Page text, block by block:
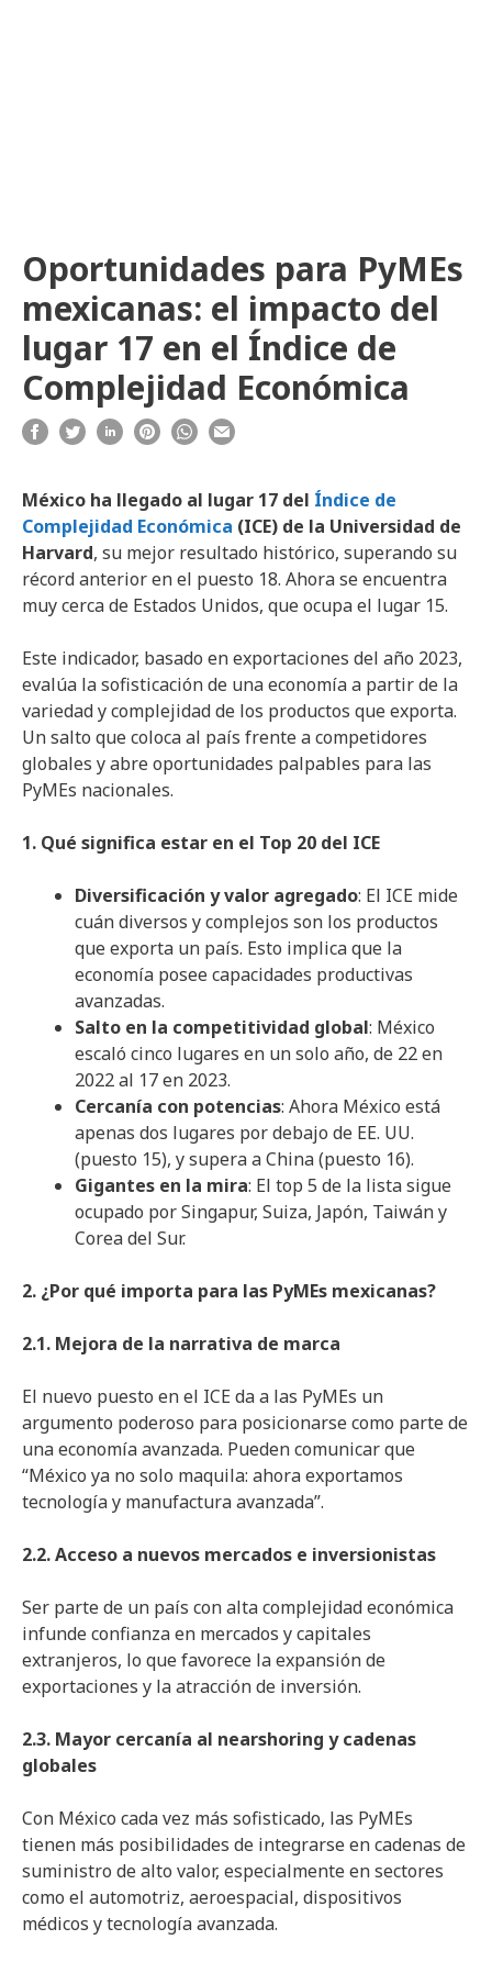
Oportunidades para PyMEs
mexicanas: el impacto del
lugar 17 en el Índice de
Complejidad Económica
México ha llegado al lugar 17 del Índice de
Complejidad Económica (ICE) de la Universidad de
Harvard, su mejor resultado histórico, superando su
récord anterior en el puesto 18. Ahora se encuentra
muy cerca de Estados Unidos, que ocupa el lugar 15.
Este indicador, basado en exportaciones del año 2023,
evalúa la sofisticación de una economía a partir de la
variedad y complejidad de los productos que exporta.
Un salto que coloca al país frente a competidores
globales y abre oportunidades palpables para las
PyMEs nacionales.
1. Qué significa estar en el Top 20 del ICE
Diversificación y valor agregado: El ICE mide
cuán diversos y complejos son los productos
que exporta un país. Esto implica que la
economía posee capacidades productivas
avanzadas.
Salto en la competitividad global: México
escaló cinco lugares en un solo año, de 22 en
2022 al 17 en 2023.
Cercanía con potencias: Ahora México está
apenas dos lugares por debajo de EE. UU.
(puesto 15), y supera a China (puesto 16).
Gigantes en la mira: El top 5 de la lista sigue
ocupado por Singapur, Suiza, Japón, Taiwán y
Corea del Sur.
2. ¿Por qué importa para las PyMEs mexicanas?
2.1. Mejora de la narrativa de marca
El nuevo puesto en el ICE da a las PyMEs un
argumento poderoso para posicionarse como parte de
una economía avanzada. Pueden comunicar que
“México ya no solo maquila: ahora exportamos
tecnología y manufactura avanzada”.
2.2. Acceso a nuevos mercados e inversionistas
Ser parte de un país con alta complejidad económica
infunde confianza en mercados y capitales
extranjeros, lo que favorece la expansión de
exportaciones y la atracción de inversión.
2.3. Mayor cercanía al nearshoring y cadenas
globales
Con México cada vez más sofisticado, las PyMEs
tienen más posibilidades de integrarse en cadenas de
suministro de alto valor, especialmente en sectores
como el automotriz, aeroespacial, dispositivos
médicos y tecnología avanzada.